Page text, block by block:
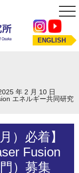
ENGLISH
2025 年 2 月 10 日
エネルギー共同研究
）必着】
Fusion
）募集